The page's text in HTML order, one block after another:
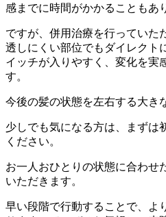
感までに時間がかかることもあ
ですが、併用治療を行っていた
透しにくい部位でもダイレクト
イッチが入りやすく、変化を実
す。
今後の髪の状態を左右する大き
少しでも気になる方は、まずは
ください。
お一人おひとりの状態に合わせ
いただきます。
早い段階で行動することで、よ